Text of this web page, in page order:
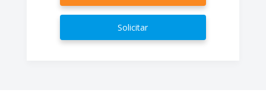
Solicitar